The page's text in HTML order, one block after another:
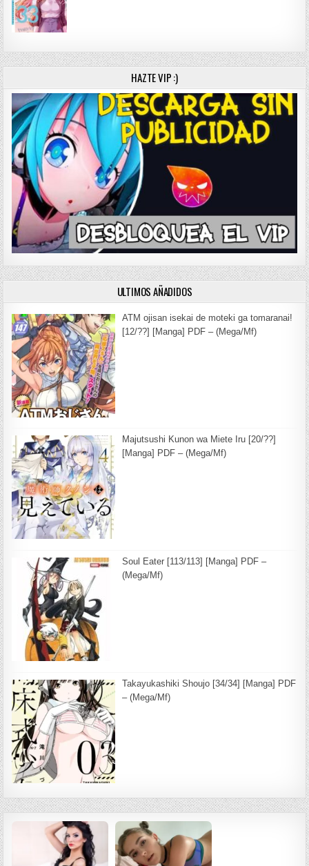
HAZTE VIP :)
ULTIMOS AÑADIDOS
ATM ojisan isekai de moteki ga tomaranai!
[12/??] [Manga] PDF – (Mega/Mf)
Majutsushi Kunon wa Miete Iru [20/??]
[Manga] PDF – (Mega/Mf)
Soul Eater [113/113] [Manga] PDF –
(Mega/Mf)
Takayukashiki Shoujo [34/34] [Manga] PDF
– (Mega/Mf)